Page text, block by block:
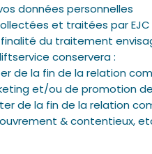
données personnelles
et traitées par
du traitement
conservera :
de la fin de la relation
et/ou de promotion
de la fin de la relation
& contentieux,